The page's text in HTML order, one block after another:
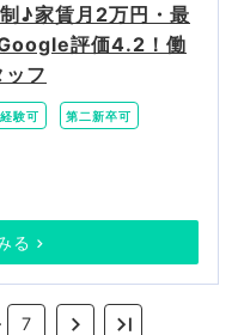
♪家賃月2万円・最
評価4.2！働
フ
験可 第二新卒可
る
7